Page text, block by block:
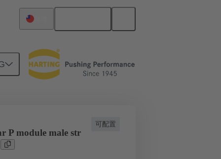
可配置
P module male str